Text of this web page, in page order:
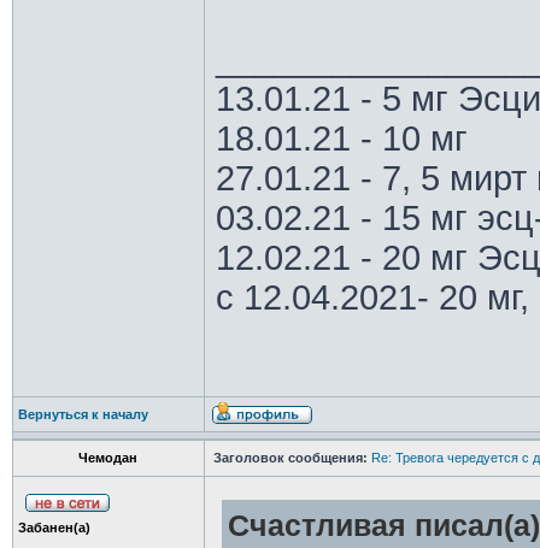
13.01.21 - 5 мг
18.01.21 - 10 мг
27.01.21 - 7, 5 мирт
03.02.21 - 15 мг
12.02.21 - 20 мг
с 12.04.2021- 20 мг,
Вернуться к началу
Чемодан Заголовок сообщения: Re: Тревога чередуется с
Забанен(а)
Счастливая